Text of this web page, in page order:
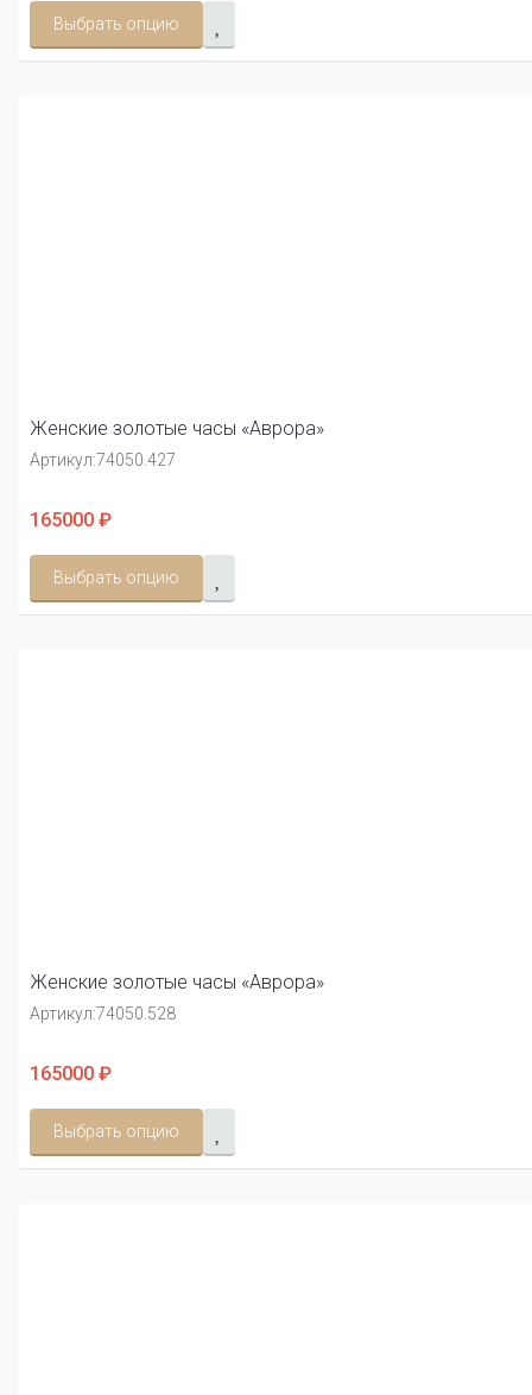
Выбрать опцию
Женские золотые часы «Аврора»
Артикул:74050.427
165000 ₽
Выбрать опцию
Женские золотые часы «Аврора»
Артикул:74050.528
165000 ₽
Выбрать опцию